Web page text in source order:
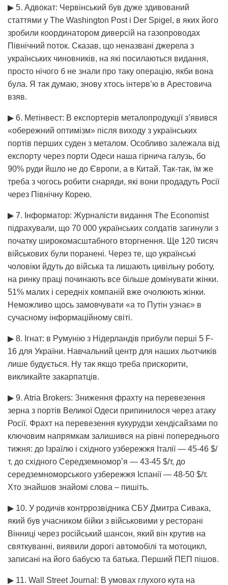
▶ 5. Адвокат: Червінський був дуже здивований
статтями у The Washington Post i Der Spigel, в яких його
зробили координатором диверсій на газопроводах
Північний поток. Сказав, що неназвані джерела з
українських чиновників, на які посилаються видання,
просто нічого б не знали про таку операцію, якби вона
була. Я так думаю, знову хтось інтерв’ю в Арестовича
взяв.
▶ 6. Метінвест: В експортерів металопродукції з’явився
«обережний оптимізм» після виходу з українських
портів перших суден з металом. Особливо залежала від
експорту через порти Одеси наша гірнича галузь, бо
90% руди йшло не до Європи, а в Китай. Так-так, їм же
треба з чогось робити снаряди, які вони продадуть Росії
через Північну Корею.
▶ 7. Інформатор: Журналісти видання The Economist
підрахували, що 70 000 українських солдатів загинули з
початку широкомасштабного вторгнення. Ще 120 тисяч
військових були поранені. Через те, що українські
чоловіки йдуть до війська та лишають цивільну роботу,
на ринку праці починають все більше домінувати жінки.
51% малих і середніх компаній вже очолюють жінки.
Неможливо щось замовчувати «а то Путін узнає» в
сучасному інформаційному світі.
▶ 8. Ігнат: в Румунію з Нідерландів прибули перші 5 F-
16 для України. Навчальний центр для наших льотчиків
лише будується. Ну так якщо треба прискорити,
викликайте закарпатців.
▶ 9. Atria Brokers: Зниження фрахту на перевезення
зерна з портів Великої Одеси припинилося через атаку
Росії. Фрахт на перевезення кукурудзи хендісайзами по
ключовим напрямкам залишився на рівні попереднього
тижня: до Ізраїлю і східного узбережжя Італії — 45-46 $/
т, до східного Середземномор’я — 43-45 $/т, до
середземноморського узбережжя Іспанії — 48-50 $/т.
Хто знайшов знайомі слова – пишіть.
▶ 10. У родичів контррозвідника СБУ Дмитра Сивака,
який був учасником бійки з військовими у ресторані
Вінниці через російський шансон, який він крутив на
святкуванні, виявили дорогі автомобілі та мотоцикл,
записані на його бабусю та батька. Перший ПЕП пішов.
▶ 11. Wall Street Journal: В умовах глухого кута на